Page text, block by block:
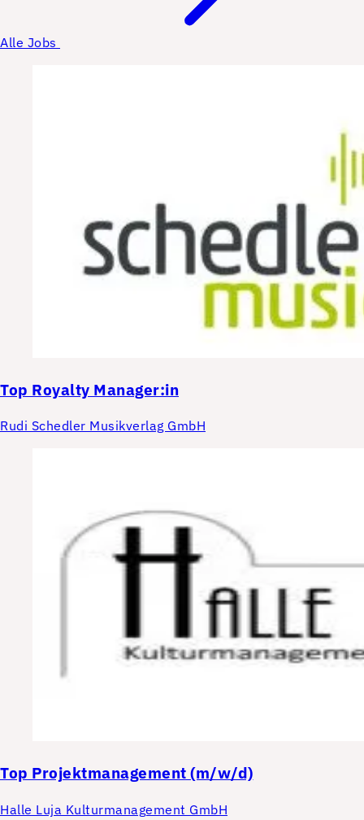
Alle Jobs
Top Royalty Manager:in
Rudi Schedler Musikverlag GmbH
Top Projektmanagement (m/w/d)
Halle Luja Kulturmanagement GmbH